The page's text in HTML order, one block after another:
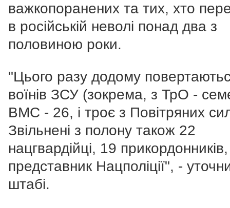
важкопоранених та тих, хто
в російській неволі понад два з
половиною роки.
"Цього разу додому
воїнів ЗСУ (зокрема, з ТрО -
ВМС - 26, і троє з Повітряних
Звільнені з полону також 22
нацгвардійці, 19
представник Нацполіції", -
штабі.